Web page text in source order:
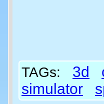
TAGs: 3d
simulator